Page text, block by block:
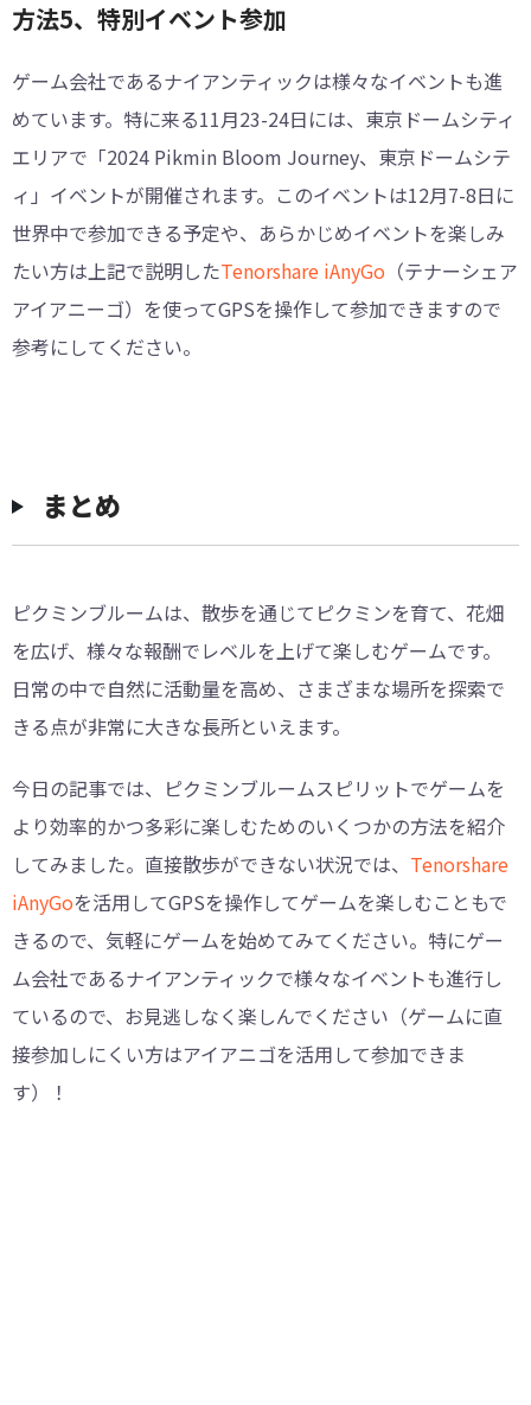
方法5、特別イベント参加
ゲーム会社であるナイアンティックは様々なイベントも進
めています。特に来る11月23-24日には、東京ドームシティ
エリアで「2024 Pikmin Bloom Journey、東京ドームシテ
ィ」イベントが開催されます。このイベントは12月7-8日に
世界中で参加できる予定や、あらかじめイベントを楽しみ
たい方は上記で説明したTenorshare iAnyGo （テナーシェア
アイアニーゴ）を使ってGPSを操作して参加できますので
参考にしてください。
まとめ
ピクミンブルームは、散歩を通じてピクミンを育て、花畑
を広げ、様々な報酬でレベルを上げて楽しむゲームです。
日常の中で自然に活動量を高め、さまざまな場所を探索で
きる点が非常に大きな長所といえます。
今日の記事では、ピクミンブルームスピリットでゲームを
より効率的かつ多彩に楽しむためのいくつかの方法を紹介
してみました。直接散歩ができない状況では、 Tenorshare
iAnyGoを活用してGPSを操作してゲームを楽しむこともで
きるので、気軽にゲームを始めてみてください。特にゲー
ム会社であるナイアンティックで様々なイベントも進行し
ているので、お見逃しなく楽しんでください（ゲームに直
接参加しにくい方はアイアニゴを活用して参加できま
す）！